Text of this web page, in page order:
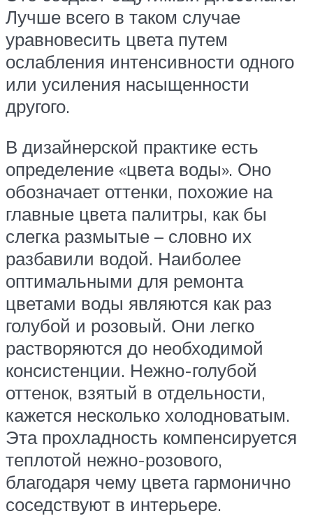
Лучше всего в таком случае
уравновесить цвета путем
ослабления интенсивности одного
или усиления насыщенности
другого.
В дизайнерской практике есть
определение «цвета воды». Оно
обозначает оттенки, похожие на
главные цвета палитры, как бы
слегка размытые – словно их
разбавили водой. Наиболее
оптимальными для ремонта
цветами воды являются как раз
голубой и розовый. Они легко
растворяются до необходимой
консистенции. Нежно-голубой
оттенок, взятый в отдельности,
кажется несколько холодноватым.
Эта прохладность компенсируется
теплотой нежно-розового,
благодаря чему цвета гармонично
соседствуют в интерьере.